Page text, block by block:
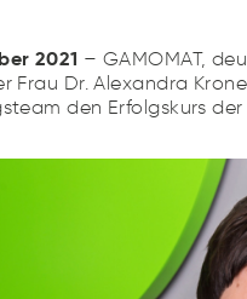
2021 – GAMOMAT,
Frau Dr. Alexandra
den Erfolgskurs